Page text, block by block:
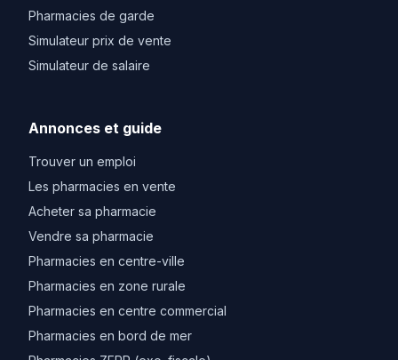
Pharmacies de garde
Simulateur prix de vente
Simulateur de salaire
Annonces et guide
Trouver un emploi
Les pharmacies en vente
Acheter sa pharmacie
Vendre sa pharmacie
Pharmacies en centre-ville
Pharmacies en zone rurale
Pharmacies en centre commercial
Pharmacies en bord de mer